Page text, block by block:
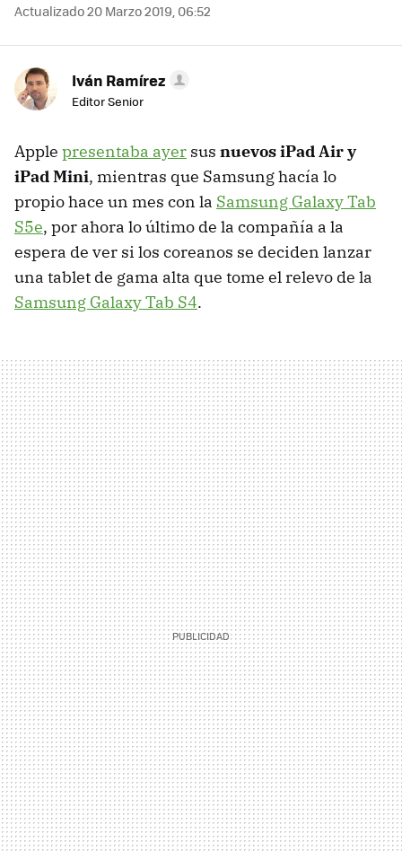
Actualizado 20 Marzo 2019, 06:52
Iván Ramírez
Editor Senior
Apple presentaba ayer sus nuevos iPad Air y
iPad Mini, mientras que Samsung hacía lo
propio hace un mes con la Samsung Galaxy Tab
S5e, por ahora lo último de la compañía a la
espera de ver si los coreanos se deciden lanzar
una tablet de gama alta que tome el relevo de la
Samsung Galaxy Tab S4.